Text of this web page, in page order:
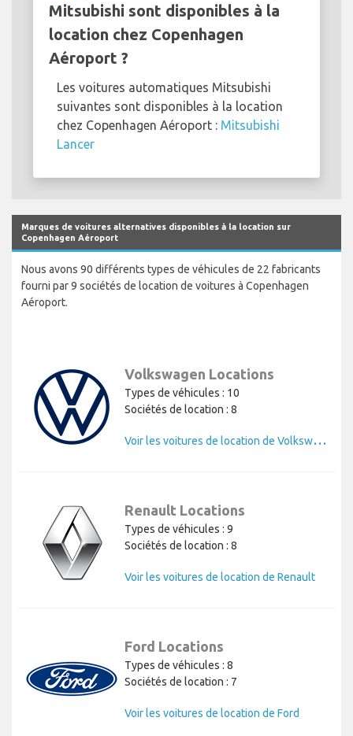
Mitsubishi sont disponibles à la
location chez Copenhagen
Aéroport ?
Les voitures automatiques Mitsubishi
suivantes sont disponibles à la location
chez Copenhagen Aéroport : Mitsubishi
Lancer
Marques de voitures alternatives disponibles à la location sur
Copenhagen Aéroport
Nous avons 90 différents types de véhicules de 22 fabricants
fourni par 9 sociétés de location de voitures à Copenhagen
Aéroport.
Volkswagen Locations
Types de véhicules : 10
Sociétés de location : 8
V
oir les voitures de location de Volkswagen
Renault Locations
Types de véhicules : 9
Sociétés de location : 8
Voir les voitures de location de Renault
Ford Locations
Types de véhicules : 8
Sociétés de location : 7
Voir les voitures de location de Ford